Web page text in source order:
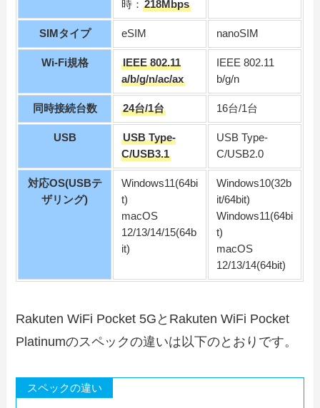
時：218Mbps
SIMタイプ eSIM nanoSIM
Wi-Fi規格
IEEE 802.11
a/b/g/n/ac/ax
IEEE 802.11
b/g/n
同時接続台数 24台/1台 16台/1台
USB
USB Type-
C/USB3.1
USB Type-
C/USB2.0
対応OS(USBテ
ザリング)
Windows11(64bi
t)
macOS
12/13/14/15(64b
it)
Windows10(32b
it/64bit)
Windows11(64bi
t)
macOS
12/13/14(64bit)
Rakuten WiFi Pocket 5GとRakuten WiFi Pocket
Platinumのスペックの違いは以下のとおりです。
スペックの違い